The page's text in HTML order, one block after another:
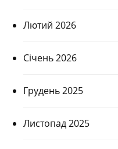
Лютий 2026
Січень 2026
Грудень 2025
Листопад 2025